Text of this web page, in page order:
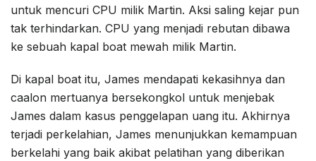
untuk mencuri CPU milik Martin. Aksi saling kejar pun
tak terhindarkan. CPU yang menjadi rebutan dibawa
ke sebuah kapal boat mewah milik Martin.
Di kapal boat itu, James mendapati kekasihnya dan
caalon mertuanya bersekongkol untuk menjebak
James dalam kasus penggelapan uang itu. Akhirnya
terjadi perkelahian, James menunjukkan kemampuan
berkelahi yang baik akibat pelatihan yang diberikan